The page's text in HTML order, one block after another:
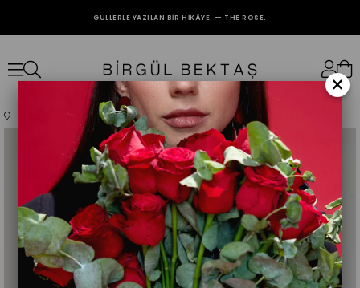
GÜLLERLE YAZILAN BIR HIKÂYE. — THE ROSE.
Giyim Üst Giyim Elbise Bordo Büzgü Detaylı Janjan Elbise
×